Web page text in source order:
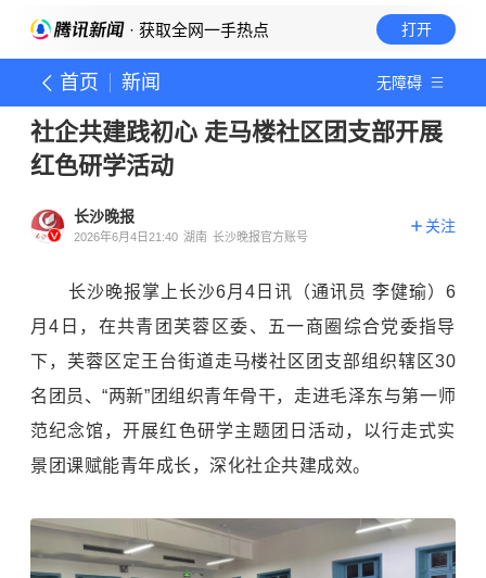
· 获取全网一手热点 打开
首页 新闻 无障碍
社企共建践初心 走马楼社区团支部开展
红色研学活动
长沙晚报
2026年6月4日21:40 湖南 长沙晚报官方账号
关注
长沙晚报掌上长沙6月4日讯（通讯员 李健瑜）6
月4日，在共青团芙蓉区委、五一商圈综合党委指导
下，芙蓉区定王台街道走马楼社区团支部组织辖区30
名团员、“两新”团组织青年骨干，走进毛泽东与第一师
范纪念馆，开展红色研学主题团日活动，以行走式实
景团课赋能青年成长，深化社企共建成效。